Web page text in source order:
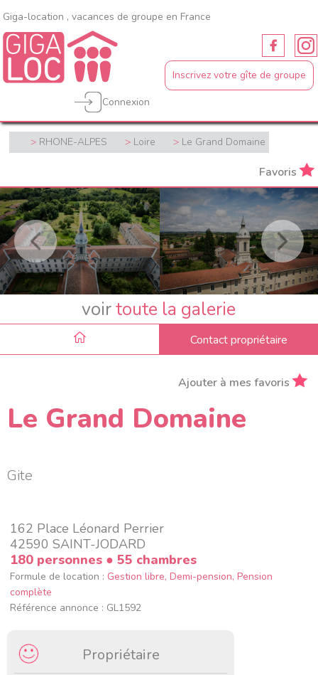
Giga-location , vacances de groupe en France
Inscrivez votre gîte de groupe
Connexion
RHONE-ALPES Loire Le Grand Domaine
Favoris
voirtoute la galerie
Contact propriétaire
Ajouter à mes favoris
Le Grand Domaine
Gite
162 Place Léonard Perrier
42590 SAINT-JODARD
180 personnes ● 55 chambres
Formule de location : Gestion libre, Demi-pension, Pension
complète
Référence annonce : GL1592
Propriétaire